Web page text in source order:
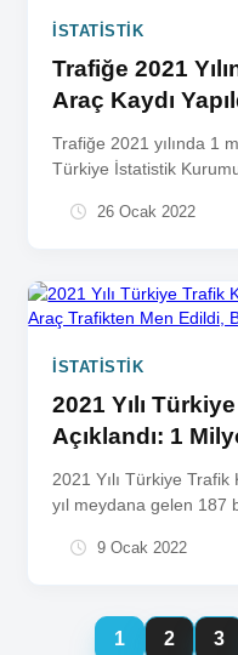
İSTATISTIK
Trafiğe 2021
Araç Kaydı
Trafiğe 2021 yılında 1
Türkiye İstatistik
26 Ocak 2022
İSTATISTIK
2021 Yılı
Açıklandı: 1
Edildi, Binlerce
2021 Yılı Türkiye Trafik
yıl meydana gelen 187
9 Ocak 2022
1 2 3